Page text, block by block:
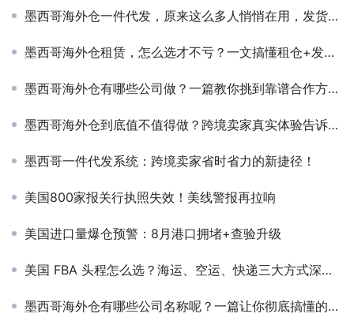
墨西哥海外仓一件代发，原来这么多人悄悄在用，发货快还省成本？看完我彻底懂了！
墨西哥海外仓租赁，怎么选才不亏？一文搞懂租仓+发货+避坑全流程！
墨西哥海外仓有哪些公司做？一篇教你挑到靠谱合作方，少走冤枉路！
墨西哥海外仓到底值不值得做？跨境卖家真实体验告诉你：选对了才是关键！
墨西哥一件代发系统：跨境卖家省时省力的新捷径！
美国800家报关行执照失效！美线警报再拉响
美国进口量爆仓预警：8月港口拥堵+查验升级
美国 FBA 头程怎么选？海运、空运、快递三大方式深度解析，看完不再纠结！
墨西哥海外仓有哪些公司名称呢？一篇让你彻底搞懂的干货分享